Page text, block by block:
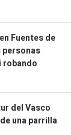
Fuentes de
personas
del Vasco
una parrilla